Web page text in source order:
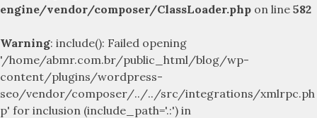
engine/vendor/composer/ClassLoader.php on line 582
Warning: include(): Failed opening
'/home/abmr.com.br/public_html/blog/wp-
content/plugins/wordpress-
seo/vendor/composer/../../src/integrations/xmlrpc.ph
p' for inclusion (include_path='.:') in